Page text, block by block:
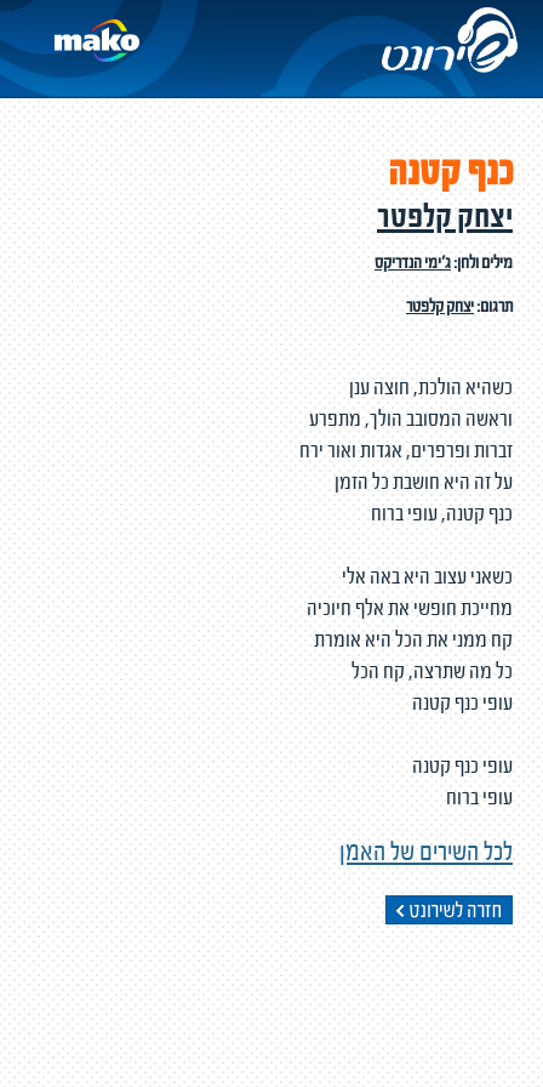
כנף קטנה
יצחק קלפטר
מילים ולחן:ג'ימי הנדריקס
תרגום:יצחק קלפטר
כשהיא הולכת, חוצה ענן
וראשה המסובב הולך, מתפרע
זברות ופרפרים, אגדות ואור ירח
על זה היא חושבת כל הזמן
כנף קטנה, עופי ברוח
כשאני עצוב היא באה אלי
מחייכת חופשי את אלף חיוכיה
קח ממני את הכל היא אומרת
כל מה שתרצה, קח הכל
עופי כנף קטנה
עופי כנף קטנה
עופי ברוח
לכל השירים של האמן